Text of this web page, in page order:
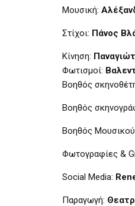
Μουσική:
Στίχοι: Πάνος
Κίνηση:
Φωτισμοί:
Βοηθός
Βοηθός
Βοηθός
Φωτογραφίες &
Social Media:
Παραγωγή: